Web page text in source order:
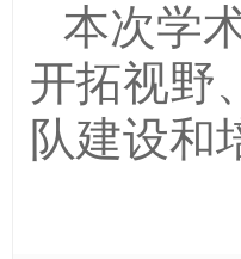
本次学
开拓视野
队建设和